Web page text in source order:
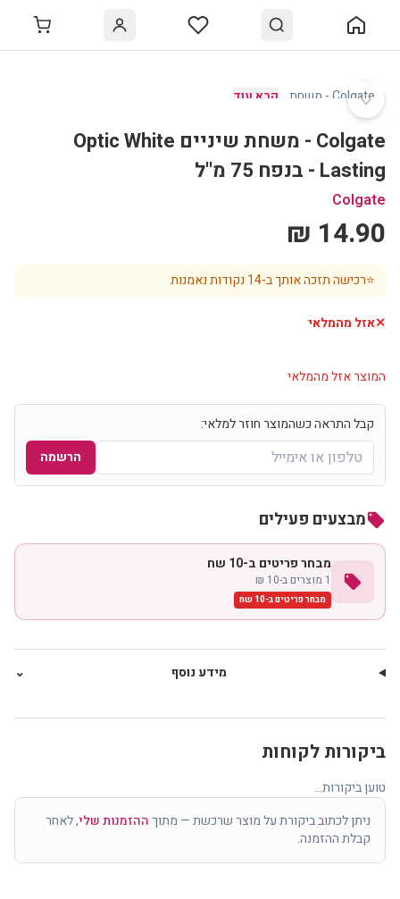
♡
Colgate - משחת קרא עוד
Colgate - משחת שיניים Optic White
Lasting - בנפח 75 מ''ל
Colgate
14.90 ₪
⭐רכישה תזכה אותך ב-14 נקודות נאמנות
✕אזל מהמלאי
המוצר אזל מהמלאי
קבל התראה כשהמוצר חוזר למלאי:
הרשמה
local_offerמבצעים פעילים
local_offer
מבחר פריטים ב-10 שח
1 מוצרים ב-10 ₪
מבחר פריטים ב-10 שח
מידע נוסף ⌄
ביקורות לקוחות
טוען ביקורות...
ניתן לכתוב ביקורת על מוצר שרכשת — מתוךההזמנות שלי, לאחר
קבלת ההזמנה.